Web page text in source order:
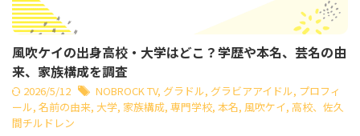
風吹ケイの出身高校・大学はどこ？学歴や本名、芸名の由
来、家族構成を調査
2026/5/12 NOBROCK TV, グラドル, グラビアアイドル, プロフィ
ール, 名前の由来, 大学, 家族構成, 専門学校, 本名, 風吹ケイ, 高校、佐久
間チルドレン